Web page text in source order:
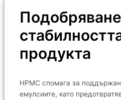
продукта
HPMC спомага за
емулсиите, като